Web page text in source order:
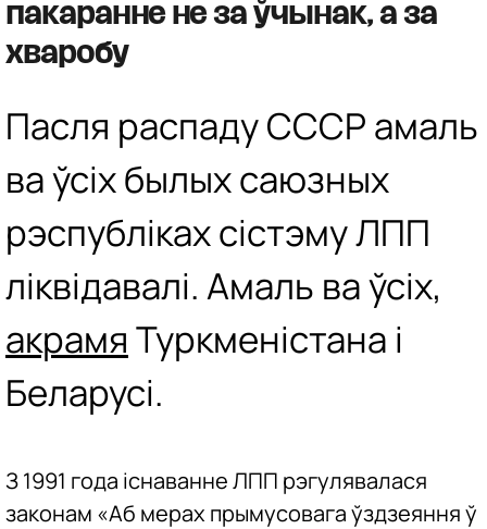
пакаранне не за ўчынак, а за
хваробу
Пасля распаду СССР амаль
ва ўсіх былых саюзных
рэспубліках сістэму ЛПП
ліквідавалі. Амаль ва ўсіх,
акрамя Туркменістана і
Беларусі.
З 1991 года існаванне ЛПП рэгулявалася
законам «Аб мерах прымусовага ўздзеяння ў